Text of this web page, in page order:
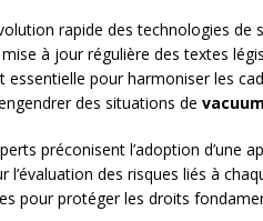
rapide des technologies de
à jour régulière des textes
pour harmoniser les
des situations de
préconisent l’adoption d’une
l’évaluation des risques liés à
pour protéger les droits